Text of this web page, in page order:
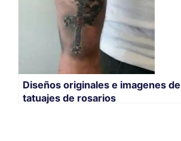
Diseños originales e imagenes de
tatuajes de rosarios